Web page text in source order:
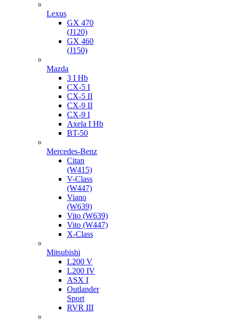
Lexus
GX 470
(J120)
GX 460
(J150)
Mazda
3 I Hb
CX-5 I
CX-5 II
CX-9 II
CX-9 I
Axela I Hb
BT-50
Mercedes-Benz
Citan
(W415)
V-Class
(W447)
Viano
(W639)
Vito (W639)
Vito (W447)
X-Class
Mitsubishi
L200 V
L200 IV
ASX I
Outlander
Sport
RVR III